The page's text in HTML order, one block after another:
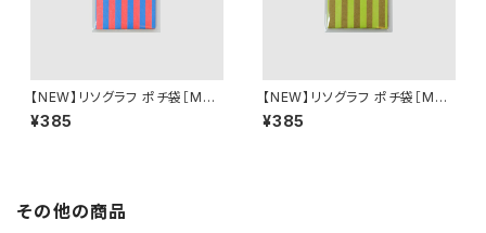
【NEW】リソグラフ ポチ袋［MA
MESUKI Basis ストライプ］ N
eonOrange × Light Blue
¥385
【NEW】リソグラフ ポチ袋［MA
MESUKI Basis ストライプ］ O
chre × Light Green
¥385
その他の商品